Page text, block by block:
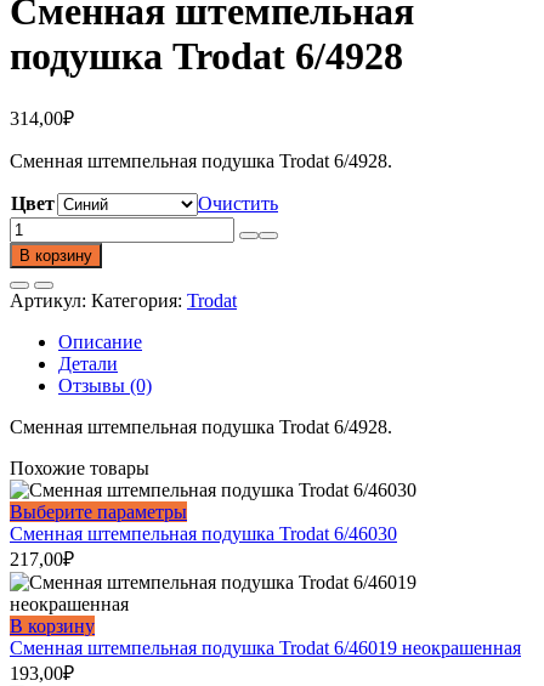
Сменная штемпельная
подушка Trodat 6/4928
314,00₽
Сменная штемпельная подушка Trodat 6/4928.
Цвет
Очистить
Количество
товара
Сменная
штемпельная
подушка
Trodat
6/4928
В корзину
Артикул: Категория: Trodat
Описание
Детали
Отзывы (0)
Сменная штемпельная подушка Trodat 6/4928.
Похожие товары
Выберите параметрыЭтот
товар
несколько
вариаций.
можно
выбрать
Сменная штемпельная подушка Trodat 6/46030
217,00₽
В корзину
Сменная штемпельная подушка Trodat 6/46019 неокрашенная
193,00₽